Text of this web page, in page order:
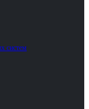
систем